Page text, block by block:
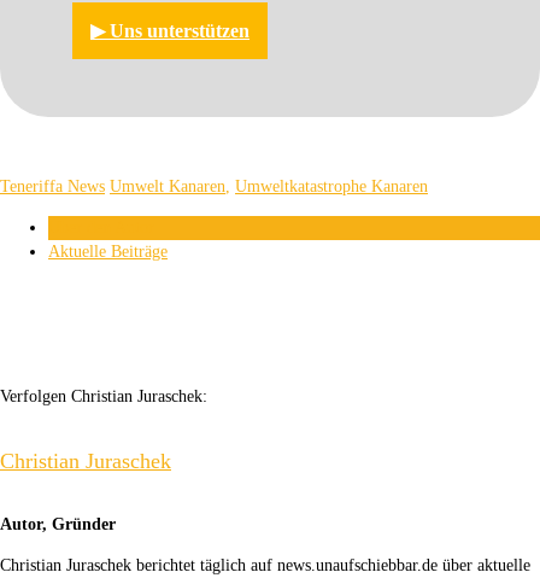
▶︎ Uns unterstützen
Teneriffa News Umwelt Kanaren Umweltkatastrophe Kanaren
Aktuelle Beiträge
Verfolgen Christian Juraschek:
Christian Juraschek
Autor, Gründer
Christian Juraschek berichtet täglich auf news.unaufschiebbar.de über aktuelle